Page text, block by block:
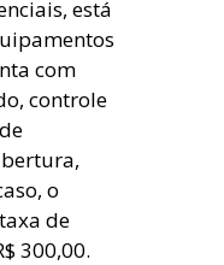
está
com
controle
o
de
300,00.